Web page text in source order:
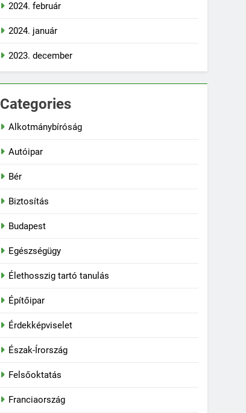
2024. február
2024. január
2023. december
Categories
Alkotmánybíróság
Autóipar
Bér
Biztosítás
Budapest
Egészségügy
Élethosszig tartó tanulás
Építőipar
Érdekképviselet
Észak-Írország
Felsőoktatás
Franciaország